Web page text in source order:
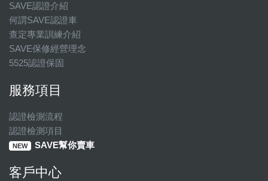
SAVE認證介紹
何謂SAVE認證車
查定專業訓練介紹
SAVE保修經營理念
5525認證保固
服務項目
認證檢測流程
認證檢測項目
NEW SAVE幫你賣車
客戶中心